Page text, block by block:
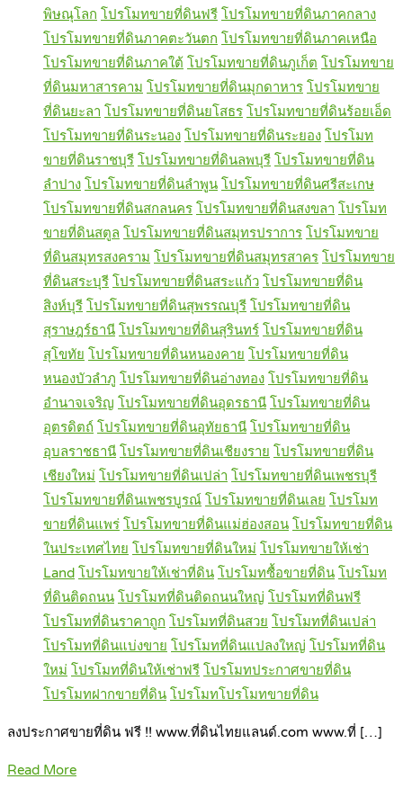
พิษณุโลก โปรโมทขายที่ดินฟรี โปรโมทขายที่ดินภาคกลาง
โปรโมทขายที่ดินภาคตะวันตก โปรโมทขายที่ดินภาคเหนือ
โปรโมทขายที่ดินภาคใต้ โปรโมทขายที่ดินภูเก็ต โปรโมทขาย
ที่ดินมหาสารคาม โปรโมทขายที่ดินมุกดาหาร โปรโมทขาย
ที่ดินยะลา โปรโมทขายที่ดินยโสธร โปรโมทขายที่ดินร้อยเอ็ด
โปรโมทขายที่ดินระนอง โปรโมทขายที่ดินระยอง โปรโมท
ขายที่ดินราชบุรี โปรโมทขายที่ดินลพบุรี โปรโมทขายที่ดิน
ลำปาง โปรโมทขายที่ดินลำพูน โปรโมทขายที่ดินศรีสะเกษ
โปรโมทขายที่ดินสกลนคร โปรโมทขายที่ดินสงขลา โปรโมท
ขายที่ดินสตูล โปรโมทขายที่ดินสมุทรปราการ โปรโมทขาย
ที่ดินสมุทรสงคราม โปรโมทขายที่ดินสมุทรสาคร โปรโมทขาย
ที่ดินสระบุรี โปรโมทขายที่ดินสระแก้ว โปรโมทขายที่ดิน
สิงห์บุรี โปรโมทขายที่ดินสุพรรณบุรี โปรโมทขายที่ดิน
สุราษฎร์ธานี โปรโมทขายที่ดินสุรินทร์ โปรโมทขายที่ดิน
สุโขทัย โปรโมทขายที่ดินหนองคาย โปรโมทขายที่ดิน
หนองบัวลำภู โปรโมทขายที่ดินอ่างทอง โปรโมทขายที่ดิน
อำนาจเจริญ โปรโมทขายที่ดินอุดรธานี โปรโมทขายที่ดิน
อุตรดิตถ์ โปรโมทขายที่ดินอุทัยธานี โปรโมทขายที่ดิน
อุบลราชธานี โปรโมทขายที่ดินเชียงราย โปรโมทขายที่ดิน
เชียงใหม่ โปรโมทขายที่ดินเปล่า โปรโมทขายที่ดินเพชรบุรี
โปรโมทขายที่ดินเพชรบูรณ์ โปรโมทขายที่ดินเลย โปรโมท
ขายที่ดินแพร่ โปรโมทขายที่ดินแม่ฮ่องสอน โปรโมทขายที่ดิน
ในประเทศไทย โปรโมทขายที่ดินใหม่ โปรโมทขายให้เช่า
Land โปรโมทขายให้เช่าที่ดิน โปรโมทซื้อขายที่ดิน โปรโมท
ที่ดินติดถนน โปรโมทที่ดินติดถนนใหญ่ โปรโมทที่ดินฟรี
โปรโมทที่ดินราคาถูก โปรโมทที่ดินสวย โปรโมทที่ดินเปล่า
โปรโมทที่ดินแบ่งขาย โปรโมทที่ดินแปลงใหญ่ โปรโมทที่ดิน
ใหม่ โปรโมทที่ดินให้เช่าฟรี โปรโมทประกาศขายที่ดิน
โปรโมทฝากขายที่ดิน โปรโมทโปรโมทขายที่ดิน
ลงประกาศขายที่ดิน ฟรี !! www.ที่ดินไทยแลนด์.com www.ที่ […]
Read More